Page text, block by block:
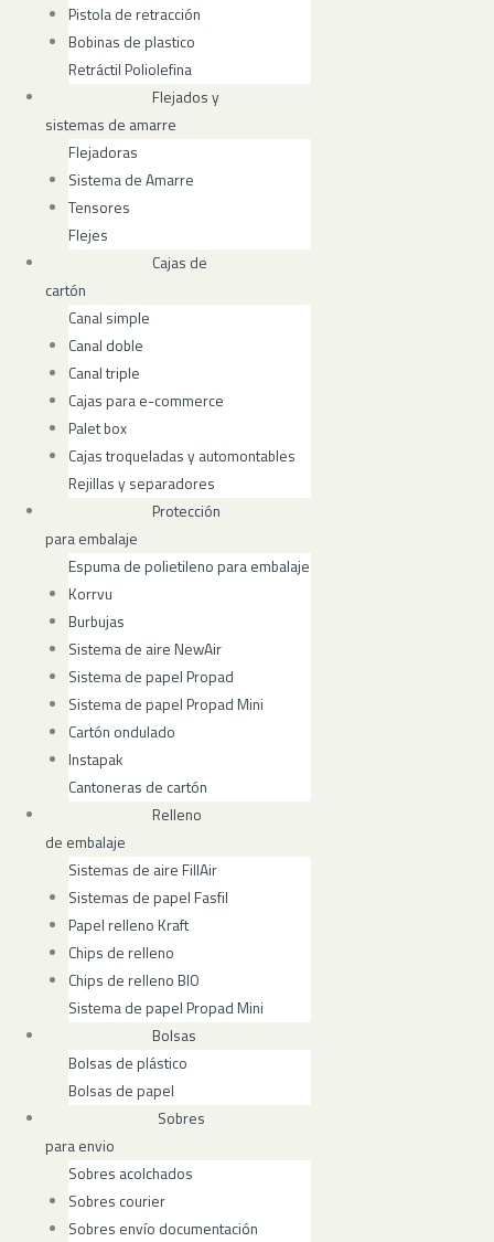
Pistola de retracción
Bobinas de plastico
Retráctil Poliolefina
Flejados y
sistemas de amarre
Flejadoras
Sistema de Amarre
Tensores
Flejes
Cajas de
cartón
Canal simple
Canal doble
Canal triple
Cajas para e-commerce
Palet box
Cajas troqueladas y automontables
Rejillas y separadores
Protección
para embalaje
Espuma de polietileno para embalaje
Korrvu
Burbujas
Sistema de aire NewAir
Sistema de papel Propad
Sistema de papel Propad Mini
Cartón ondulado
Instapak
Cantoneras de cartón
Relleno
de embalaje
Sistemas de aire FillAir
Sistemas de papel Fasfil
Papel relleno Kraft
Chips de relleno
Chips de relleno BIO
Sistema de papel Propad Mini
Bolsas
Bolsas de plástico
Bolsas de papel
Sobres
para envio
Sobres acolchados
Sobres courier
Sobres envío documentación